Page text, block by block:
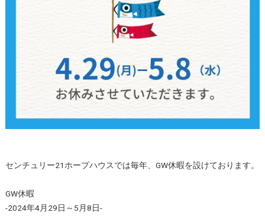
センチュリー21ホープハウスでは毎年、GW休暇を設けております。
GW休暇
-2024年4月29日～5月8日-